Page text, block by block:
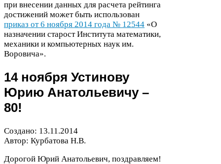
при внесении данных для расчета рейтинга
достижений может быть использован
приказ от6 ноября 2014 года № 12544 «О
назначении старост Института математики,
механики и компьютерных наук им.
Воровича».
14ноября Устинову
Юрию Анатольевичу –
80!
Создано: 13.11 .2014
Автор: Курбатова Н.В.
Дорогой Юрий Анатольевич, поздравляем!